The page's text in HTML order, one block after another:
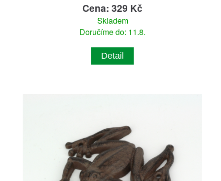
Cena: 329 Kč
Skladem
Doručíme do: 11.8.
Detail